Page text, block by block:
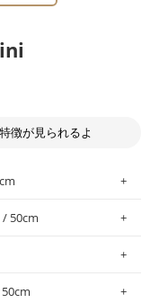
徴が見られるよ
を併せ持ち、通気性の
オックス生地は、
50cm
。ベビー用品やハンカ